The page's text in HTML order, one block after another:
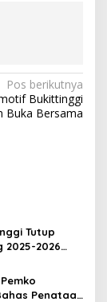
Pos berikutnya
Bukittinggi
Buka Bersama
Tutup
2025-2026
Ramlan
Penataan